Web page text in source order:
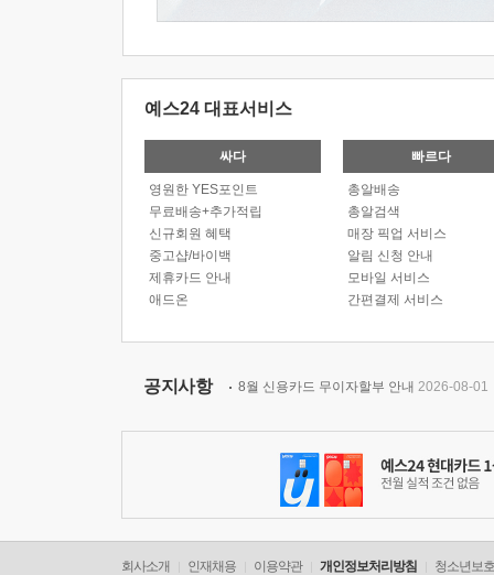
예스24 대표서비스
싸다
영원한 YES포인트
무료배송+추가적립
신규회원 혜택
중고샵/바이백
제휴카드 안내
애드온
빠르다
총알배송
총알검색
매장 픽업 서비스
알림 신청 안내
모바일 서비스
간편결제 서비스
공지사항 8월 신용카드 무이자할부 안내 2026-08-01
회사소개 인재채용 이용약관 개인정보처리방침 청소년보